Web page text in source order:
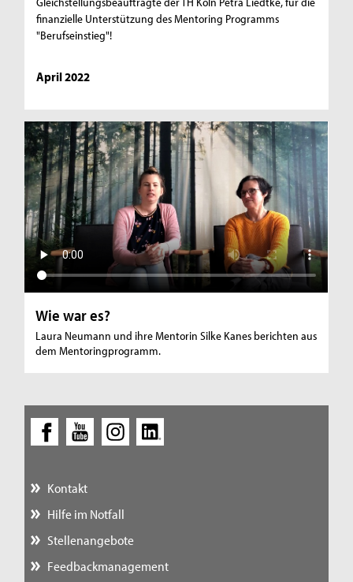
finanzielle Unterstützung des Mentoring Programms
"Berufseinstieg"!
April 2022
Wie war es?
Laura Neumann und ihre Mentorin Silke Kanes berichten aus
dem Mentoringprogramm.
Kontakt
Hilfe im Notfall
Stellenangebote
Feedbackmanagement